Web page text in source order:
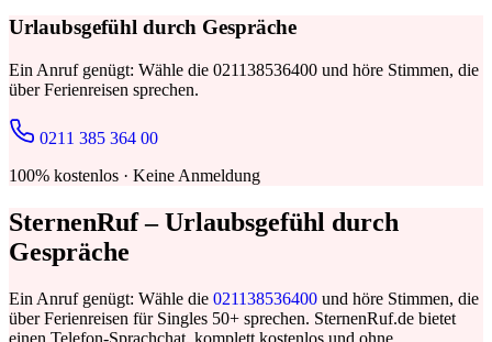
Urlaubsgefühl durch Gespräche
Ein Anruf genügt: Wähle die 021138536400 und höre Stimmen, die
über Ferienreisen sprechen.
0211 385 364 00
100% kostenlos · Keine Anmeldung
SternenRuf – Urlaubsgefühl durch
Gespräche
Ein Anruf genügt: Wähle die 021138536400 und höre Stimmen, die
über Ferienreisen für Singles 50+ sprechen. SternenRuf.de bietet
einen Telefon-Sprachchat, komplett kostenlos und ohne